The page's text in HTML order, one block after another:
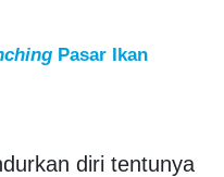
Pasar Ikan
diri tentunya